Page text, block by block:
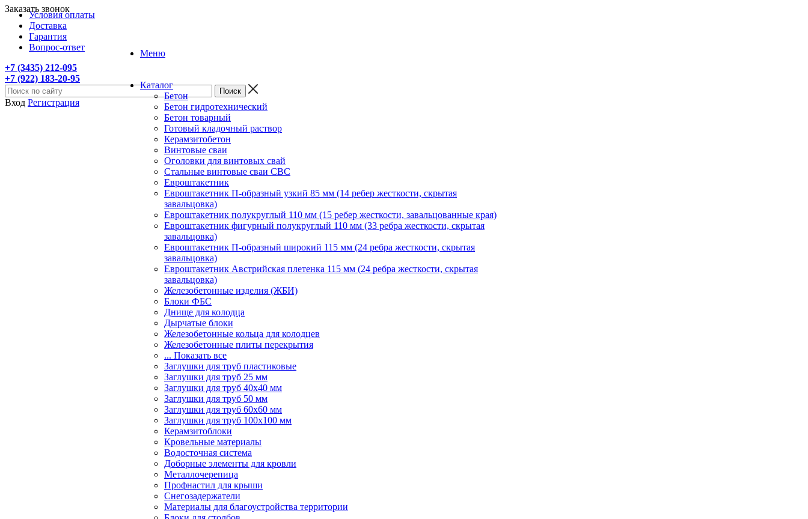
Условия оплаты
Доставка
Гарантия
Вопрос-ответ
+7 (3435) 212-095
+7 (922) 183-20-95
Заказать звонок
Вход Регистрация
Меню
Каталог
Бетон
Бетон гидротехнический
Бетон товарный
Готовый кладочный раствор
Керамзитобетон
Винтовые сваи
Оголовки для винтовых свай
Стальные винтовые сваи СВС
Евроштакетник
Евроштакетник П-образный узкий 85 мм (14 ребер жесткости, скрытая
завальцовка)
Евроштакетник полукруглый 110 мм (15 ребер жесткости, завальцованные края)
Евроштакетник фигурный полукруглый 110 мм (33 ребра жесткости, скрытая
завальцовка)
Евроштакетник П-образный широкий 115 мм (24 ребра жесткости, скрытая
завальцовка)
Евроштакетник Австрийская плетенка 115 мм (24 ребра жесткости, скрытая
завальцовка)
Железобетонные изделия (ЖБИ)
Блоки ФБС
Днище для колодца
Дырчатые блоки
Железобетонные кольца для колодцев
Железобетонные плиты перекрытия
... Показать все
Заглушки для труб пластиковые
Заглушки для труб 25 мм
Заглушки для труб 40х40 мм
Заглушки для труб 50 мм
Заглушки для труб 60х60 мм
Заглушки для труб 100х100 мм
Керамзитоблоки
Кровельные материалы
Водосточная система
Доборные элементы для кровли
Металлочерепица
Профнастил для крыши
Снегозадержатели
Материалы для благоустройства территории